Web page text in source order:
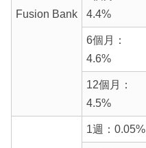
Fusion Bank
4.4%
6個月：
4.6%
12個月：
4.5%
1週：0.05%